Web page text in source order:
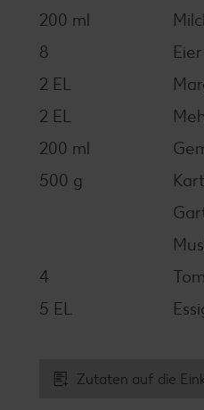
200 ml
8
Eier
2 EL
2 EL
200 ml
500 g
4
5 EL
Zutaten auf die